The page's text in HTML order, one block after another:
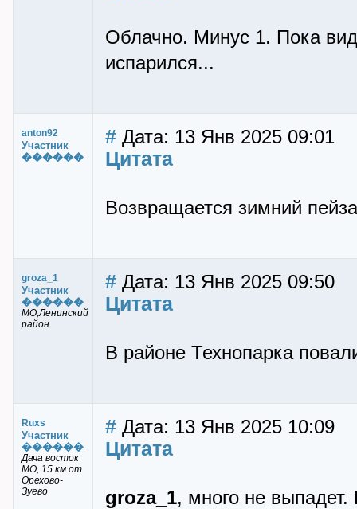
Облачно. Минус 1. Пока
испарился...
anton92
Участник
������
# Дата: 13 Янв 2025 09:01
Цитата
Возвращается зимний
groza_1
Участник
������
МО,Ленинский
район
# Дата: 13 Янв 2025 09:50
Цитата
В районе Технопарка
Ruxs
Участник
������
Дача восток
МО, 15 км от
Орехово-
Зуево
# Дата: 13 Янв 2025 10:09
Цитата
groza_1, много не